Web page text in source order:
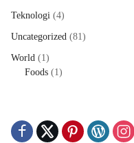
Teknologi (4)
Uncategorized (81)
World (1)
Foods (1)